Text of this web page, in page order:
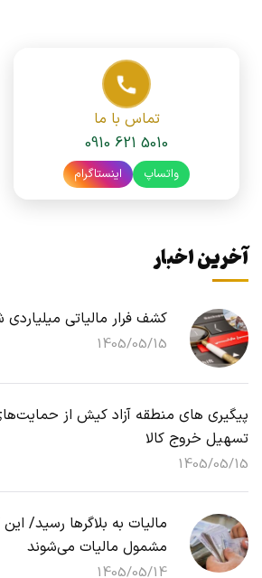
تماس با ما
0910 621 5010
واتساپ اینستاگرام
آخرین اخبار
کشف فرار مالیاتی
1405/05/15
پیگیری های منطقه آزاد کیش از
تسهیل خروج کالا
1405/05/15
مالیات به بلاگرها رسید/
مشمول مالیات می‌شوند
1405/05/14